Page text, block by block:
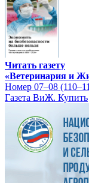
Читать газету
«Ветеринария и
Номер 07–08
Газета ВиЖ. Купить